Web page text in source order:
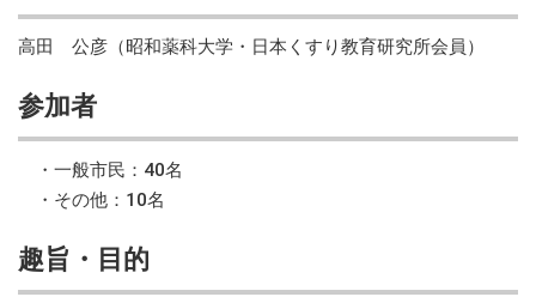
高田 公彦（昭和薬科大学・日本くすり教育研究所会員）
参加者
・一般市民：40名
・その他：10名
趣旨・目的